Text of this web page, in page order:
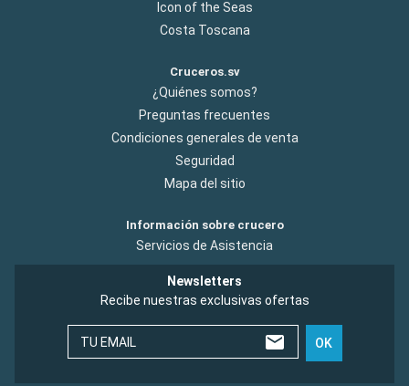
Icon of the Seas
Costa Toscana
Cruceros.sv
¿Quiénes somos?
Preguntas frecuentes
Condiciones generales de venta
Seguridad
Mapa del sitio
Información sobre crucero
Servicios de Asistencia
Newsletters
Recibe nuestras exclusivas ofertas
TU EMAIL OK